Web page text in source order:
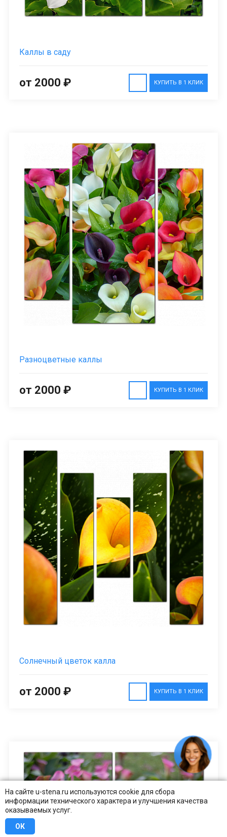
На сайте u-stena.ru используются cookie для сбора
информации технического характера и улучшения качества
оказываемых услуг.
ОК
Каллы в саду
КУПИТЬ В 1 КЛИК
от 2000 ₽
Разноцветные каллы
КУПИТЬ В 1 КЛИК
от 2000 ₽
Солнечный цветок калла
КУПИТЬ В 1 КЛИК
от 2000 ₽